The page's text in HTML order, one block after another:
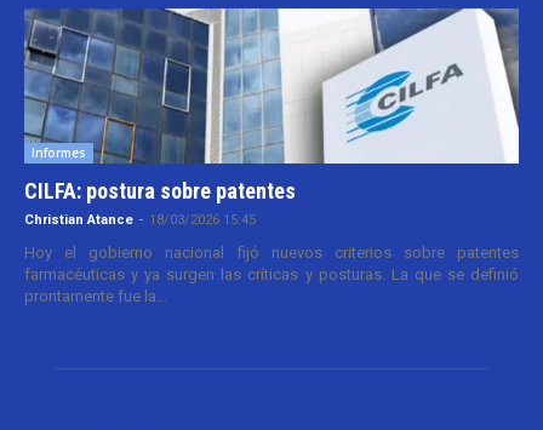
Informes
CILFA: postura sobre patentes
Christian Atance - 18/03/2026 15:45
Hoy el gobierno nacional fijó nuevos criterios sobre patentes
farmacéuticas y ya surgen las críticas y posturas. La que se definió
prontamente fue la...